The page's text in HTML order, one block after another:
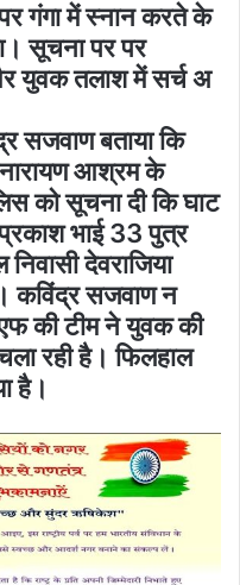
गंगा में स्नान करते के
सूचना पर पर
युवक तलाश में सर्च अ​
सजवाण बताया कि
आश्रम के
को सूचना दी कि घाट
भाई 33 पुत्र
निवासी देवराजिया
कविंद्र सजवाण न
की टीम ने युवक की
रही है। फिलहाल
है।